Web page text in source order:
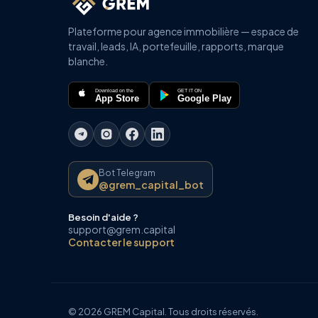
Plateforme pour agence immobilière — espace de
travail, leads, IA, portefeuille, rapports, marque
blanche.
Download on the
App Store
GET IT ON
Google Play
Bot Telegram
@grem_capital_bot
Besoin d'aide ?
support@grem.capital
Contacter le support
© 2026 GREM Capital. Tous droits réservés.